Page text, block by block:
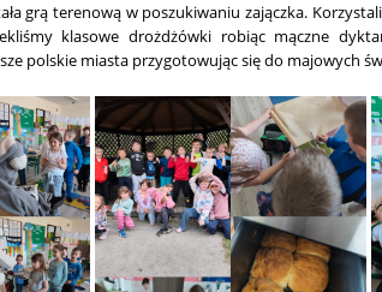
grą terenową w poszukiwaniu zajączka.
klasowe drożdżówki robiąc mączne
polskie miasta przygotowując się do majowych